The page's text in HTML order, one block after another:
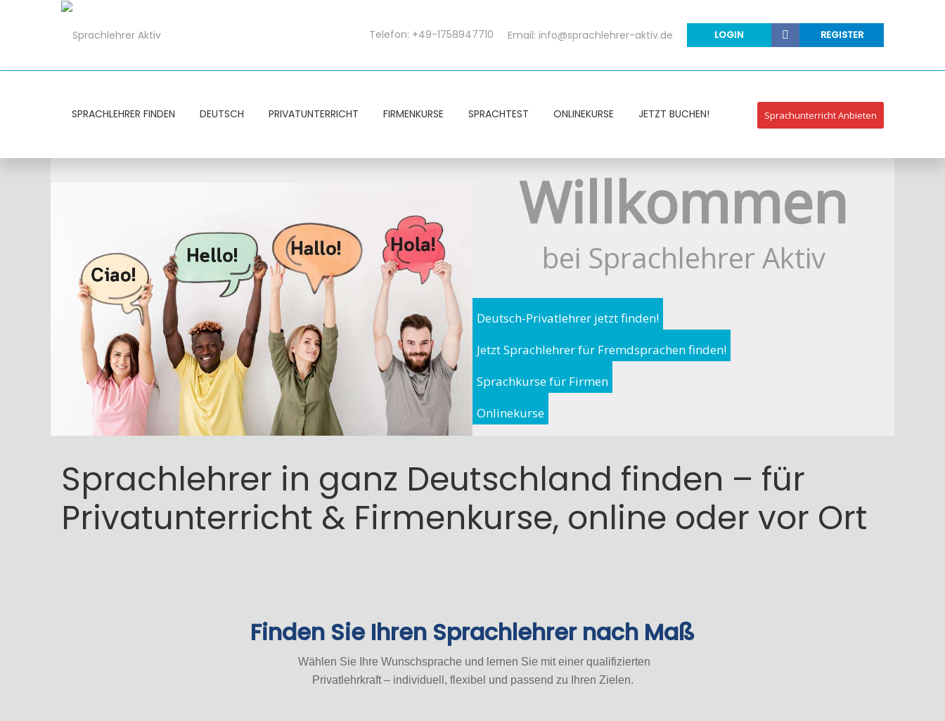
LOGIN REGISTER
Telefon: +49-1758947710 Email: info@sprachlehrer-aktiv.de
SPRACHLEHRER FINDEN DEUTSCH PRIVATUNTERRICHT FIRMENKURSE SPRACHTEST ONLINEKURSE JETZT BUCHEN! Sprachunterricht Anbieten
Willkommen
bei Sprachlehrer Aktiv
Deutsch-Privatlehrer jetzt finden!
Jetzt Sprachlehrer für Fremdsprachen finden!
Sprachkurse für Firmen
Onlinekurse
Sprachlehrer in ganz Deutschland finden – für
Privatunterricht & Firmenkurse, online oder vor Ort
Finden Sie Ihren Sprachlehrer nach Maß
Wählen Sie Ihre Wunschsprache und lernen Sie mit einer qualifizierten
Privatlehrkraft – individuell, flexibel und passend zu Ihren Zielen.